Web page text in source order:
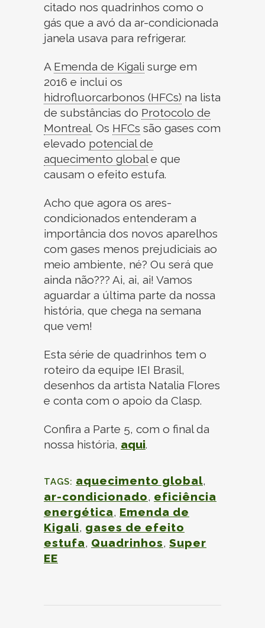
citado nos quadrinhos como o
gás que a avó da ar-condicionada
janela usava para refrigerar.
A Emenda de Kigali surge em
2016 e inclui os
hidrofluorcarbonos (HFCs) na lista
de substâncias do Protocolo de
Montreal. Os HFCs são gases com
elevado potencial de
aquecimento global e que
causam o efeito estufa.
Acho que agora os ares-
condicionados entenderam a
importância dos novos aparelhos
com gases menos prejudiciais ao
meio ambiente, né? Ou será que
ainda não??? Ai, ai, ai! Vamos
aguardar a última parte da nossa
história, que chega na semana
que vem!
Esta série de quadrinhos tem o
roteiro da equipe IEI Brasil,
desenhos da artista Natalia Flores
e conta com o apoio da Clasp.
Confira a Parte 5, com o final da
nossa história, aqui.
TAGS: aquecimento global,
ar-condicionado, eficiência
energética, Emenda de
Kigali, gases de efeito
estufa, Quadrinhos, Super
EE